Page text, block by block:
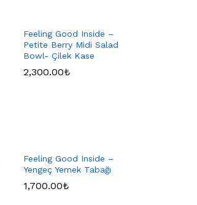
Feeling Good Inside –
Petite Berry Midi Salad
Bowl- Çilek Kase
2,300.00₺
2,300.00₺
Feeling Good Inside –
Yengeç Yemek Tabağı
1,700.00₺
1,700.00₺